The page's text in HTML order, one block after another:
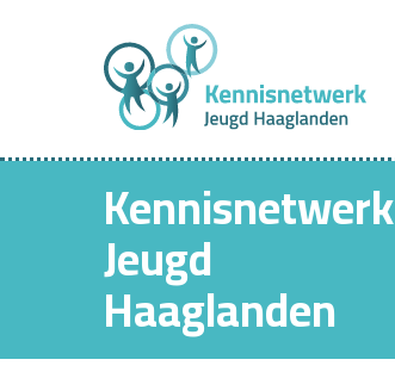
Kennisnetwerk
Jeugd
Haaglanden